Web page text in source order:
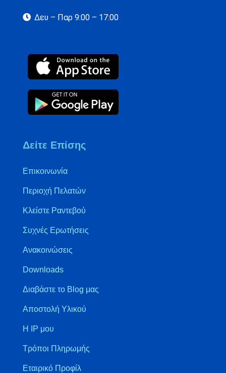
Δευ – Παρ 9:00 – 17:00
Δείτε Επίσης
Επικοινωνία
Περιοχή Πελατών
Κλείστε Ραντεβού
Συχνές Ερωτήσεις
Ανακοινώσεις
Downloads
Διαβάστε το Blog μας
Αποστολή Υλικού
Η IP μου
Τρόποι Πληρωμής
Εταιρικό Προφίλ